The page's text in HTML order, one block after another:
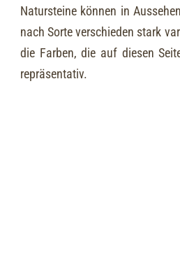
Natursteine können in
nach Sorte verschieden stark
die Farben, die auf diesen
repräsentativ.